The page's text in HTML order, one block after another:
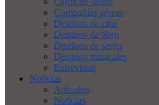
Compañías aéreas
Destinos de cine
Destinos de libro
Destinos de series
Destinos musicales
Entrevistas
Noticias
Artículos
Noticias